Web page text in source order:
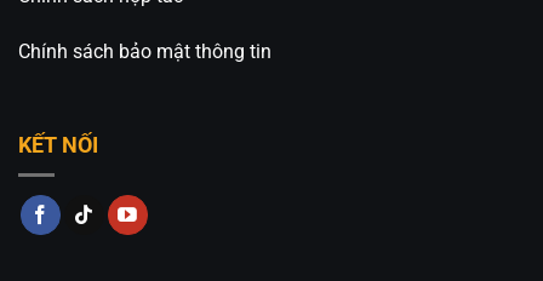
Chính sách bảo mật thông tin
KẾT NỐI